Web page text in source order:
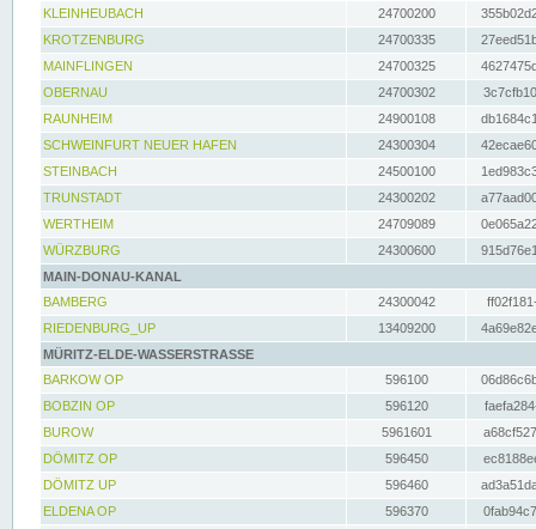
KLEINHEUBACH 24700200
KROTZENBURG
24700335
MAINFLINGEN
24700325
OBERNAU
24700302
RAUNHEIM
24900108
SCHWEINFURT NEUER HAFEN
24300304
STEINBACH
24500100
TRUNSTADT
24300202
WERTHEIM
24709089
WÜRZBURG
24300600
MAIN-DONAU-KANAL
BAMBERG
24300042
RIEDENBURG_UP
13409200
MÜRITZ-ELDE-WASSERSTRASSE
BARKOW OP
596100
BOBZIN OP
596120
BUROW
5961601
DÖMITZ OP
596450
DÖMITZ UP
596460
ELDENA OP
596370